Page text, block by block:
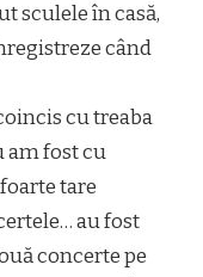
sculele în casă,
când
cu treaba
am fost cu
tare
au fost
concerte pe